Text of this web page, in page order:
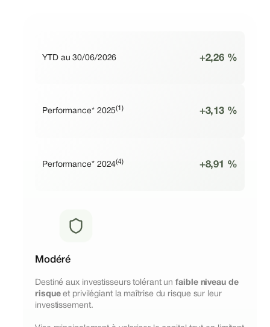
YTD au 30/06/2026 +2,26 %
Performance* 2025(1) +3,13 %
Performance* 2024(4) +8,91 %
Modéré
Destiné aux investisseurs tolérant unfaible niveau de
risqueet privilégiant la maîtrise du risque sur leur
investissement.